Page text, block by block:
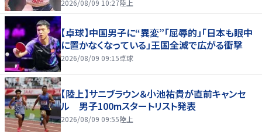
2026/08/09 10:27陸上
【卓球】中国男子に“異変”「屈辱的」「日本も眼中
に置かなくなっている」王国全滅で広がる衝撃
2026/08/09 09:15卓球
【陸上】サニブラウン＆小池祐貴が直前キャンセ
ル 男子100mスタートリスト発表
2026/08/09 09:55陸上